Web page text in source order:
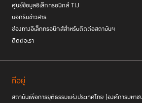
ศูนย์ข้อมูลอิเล็กทรอนิกส์ TIJ
บอกรับข่าวสาร
ช่องทางอิเล็กทรอนิกส์สำหรับติดต่อสถาบันฯ
ติดต่อเรา
ที่อยู่
สถาบันเพื่อการยุติธรรมแห่งประเทศไทย (องค์การมหาช